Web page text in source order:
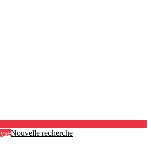
Nouvelle recherche